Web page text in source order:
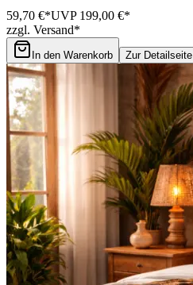
59,70 €*UVP 199,00 €*
zzgl. Versand*
In den Warenkorb Zur Detailseite